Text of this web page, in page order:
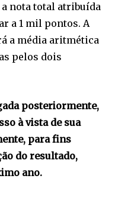
nota total atribuída
a 1 mil pontos. A
a média aritmética
pelos dois
posteriormente,
à vista de sua
para fins
do resultado,
ano.